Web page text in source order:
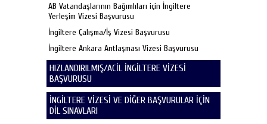
AB Vatandaşlarının Bağımlıları için İngiltere
Yerleşim Vizesi Başvurusu
İngiltere Çalışma/İş Vizesi Başvurusu
İngiltere Ankara Antlaşması Vizesi Başvurusu
HIZLANDIRILMIŞ/ACİL İNGİLTERE VİZESİ
BAŞVURUSU
İNGİLTERE VİZESİ VE DİĞER BAŞVURULAR İÇİN
DİL SINAVLARI